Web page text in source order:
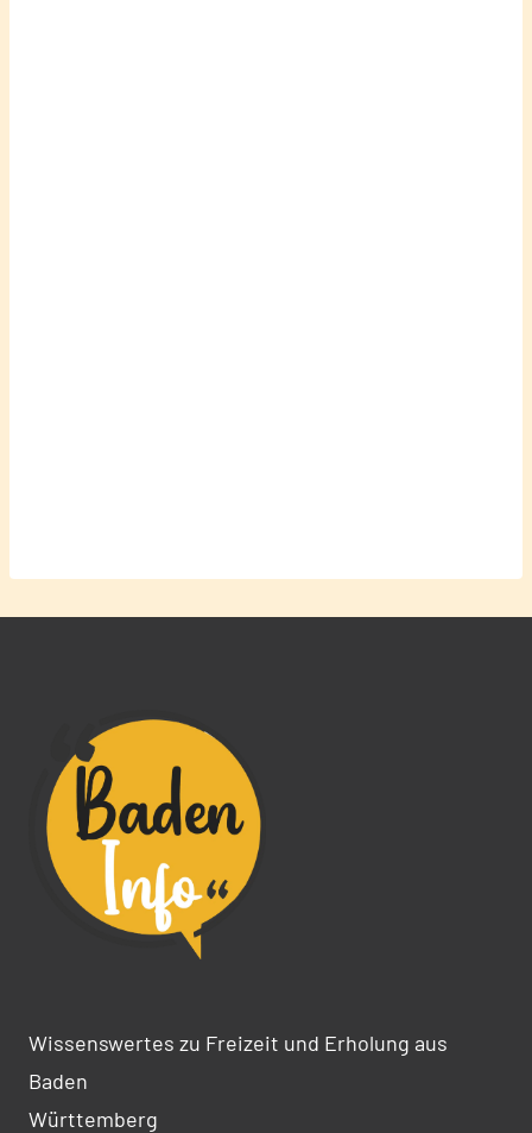
Wissenswertes zu Freizeit und Erholung aus
Baden
Württemberg